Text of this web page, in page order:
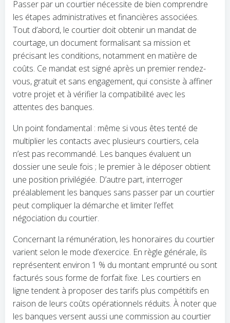
Passer par un courtier nécessite de bien comprendre
les étapes administratives et financières associées.
Tout d’abord, le courtier doit obtenir un mandat de
courtage, un document formalisant sa mission et
précisant les conditions, notamment en matière de
coûts. Ce mandat est signé après un premier rendez-
vous, gratuit et sans engagement, qui consiste à affiner
votre projet et à vérifier la compatibilité avec les
attentes des banques.
Un point fondamental : même si vous êtes tenté de
multiplier les contacts avec plusieurs courtiers, cela
n’est pas recommandé. Les banques évaluent un
dossier une seule fois ; le premier à le déposer obtient
une position privilégiée. D’autre part, interroger
préalablement les banques sans passer par un courtier
peut compliquer la démarche et limiter l’effet
négociation du courtier.
Concernant la rémunération, les honoraires du courtier
varient selon le mode d’exercice. En règle générale, ils
représentent environ 1 % du montant emprunté ou sont
facturés sous forme de forfait fixe. Les courtiers en
ligne tendent à proposer des tarifs plus compétitifs en
raison de leurs coûts opérationnels réduits. À noter que
les banques versent aussi une commission au courtier